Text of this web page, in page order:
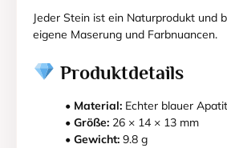
Jeder Stein ist ein Naturprodukt und
eigene Maserung und Farbnuancen.
Produktdetails
• Material: Echter blauer Apatit
• Größe: 26 × 14 × 13 mm
• Gewicht: 9.8 g